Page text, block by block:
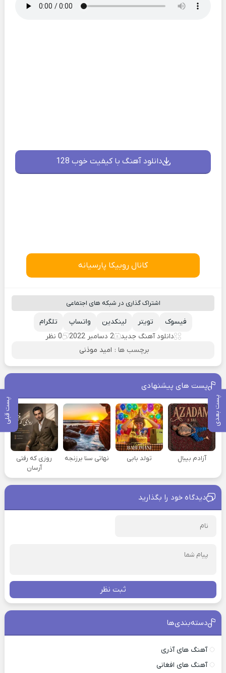
پست بعدی پست قبلی
دانلود آهنگ با کیفیت خوب 128
کانال روبیکا پارسیانه
اشتراک گذاری در شبکه های اجتماعی
تلگرام واتساپ لینکدین تویتر
فیسوک
دانلود آهنگ جدید
2 دسامبر 2022
0 نظر
برچسب ها : امید موذنی
پست های پیشنهادی
آزادم بیبال تولد بابی نهاتی سنا برزنجه
روزی که رفتی
آرسان
دیدگاه خود را بگذارید
ثبت نظر
دسته‌بندی‌ها
آهنگ های آذری
آهنگ های افغانی